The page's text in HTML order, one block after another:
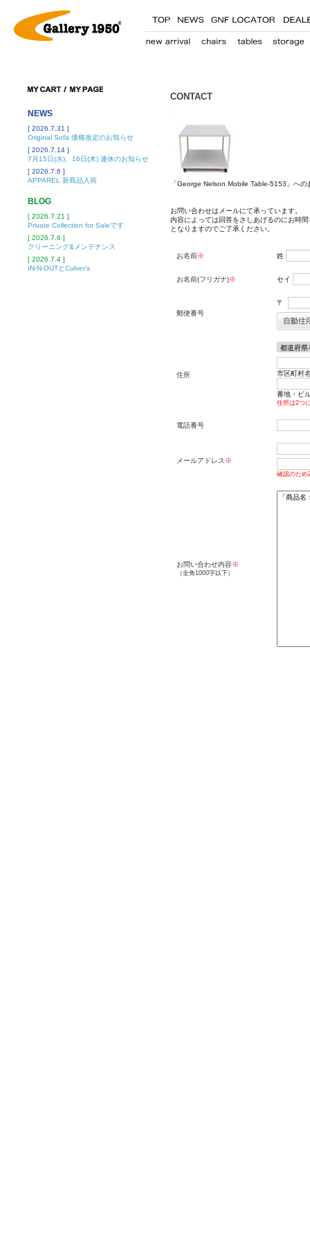
NEWS
[ 2026.7.31 ]
Original Sofa 価格改定のお知らせ
[ 2026.7.14 ]
7月15日(水)、16日(木) 連休のお知らせ
[ 2026.7.6 ]
APPAREL 新商品入荷
BLOG
[ 2026.7.21 ]
Private Collection for Saleです
[ 2026.7.6 ]
クリーニング&メンテナンス
[ 2026.7.4 ]
IN-N-OUTとCulver’s
CONTACT
「George Nelson Mobile Table-5153」への
お問い合わせはメールにて承っています。
内容によっては回答をさしあげるのにお時
となりますのでご了承ください。
お名前※ 姓
お名前(フリガナ)※ セイ
郵便番号
〒
住所 市区町村
番地・ビ
住所は2つ
電話番号
メールアドレス ※
確認のため
お問い合わせ内容※
（全角1000字以下）